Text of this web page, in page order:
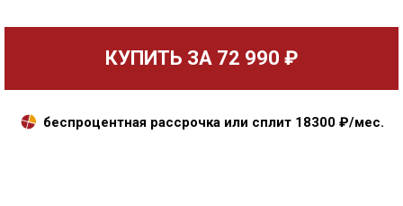
КУПИТЬ ЗА 72 990 ₽
беспроцентная рассрочка или сплит 18300₽/мес.